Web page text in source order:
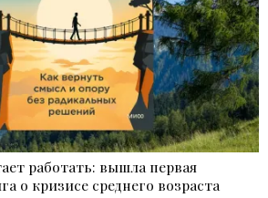
работать: вышла первая
о кризисе среднего возраста